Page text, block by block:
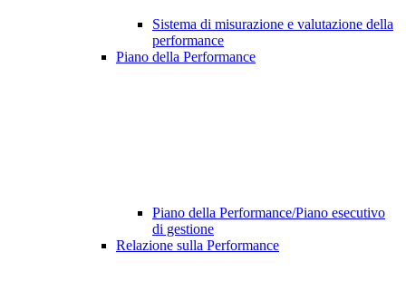
Sistema di misurazione e valutazione della
performance
Piano della Performance
Piano della Performance/Piano esecutivo
di gestione
Relazione sulla Performance